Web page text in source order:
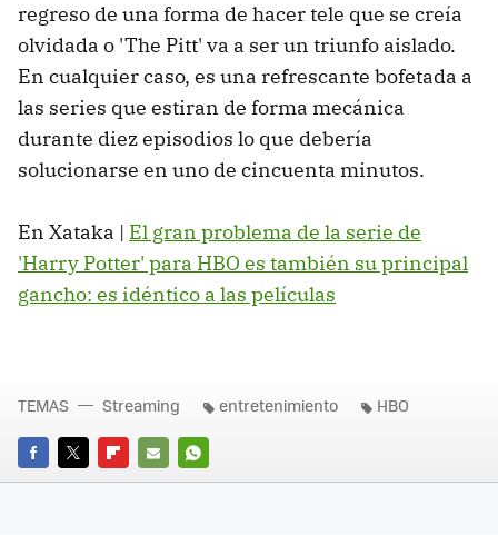
regreso de una forma de hacer tele que se creía
olvidada o 'The Pitt' va a ser un triunfo aislado.
En cualquier caso, es una refrescante bofetada a
las series que estiran de forma mecánica
durante diez episodios lo que debería
solucionarse en uno de cincuenta minutos.
En Xataka | El gran problema de la serie de
'Harry Potter' para HBO es también su principal
gancho: es idéntico a las películas
FACEBOOK
TWITTERFLIPBOARD
E-
WHATSAPP
TEMAS Streaming entretenimiento HBO